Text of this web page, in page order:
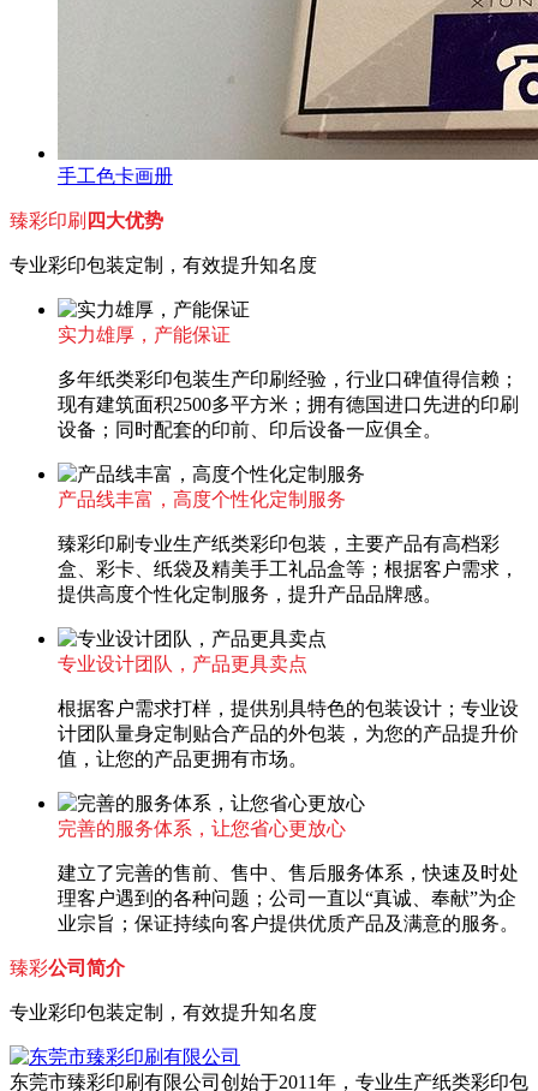
手工色卡画册
臻彩印刷 四大优势
专业彩印包装定制，有效提升知名度
实力雄厚，产能保证
多年纸类彩印包装生产印刷经验，行业口碑值得信赖；
现有建筑面积2500多平方米；拥有德国进口先进的印刷
设备；同时配套的印前、印后设备一应俱全。
产品线丰富，高度个性化定制服务
臻彩印刷专业生产纸类彩印包装，主要产品有高档彩
盒、彩卡、纸袋及精美手工礼品盒等；根据客户需求，
提供高度个性化定制服务，提升产品品牌感。
专业设计团队，产品更具卖点
根据客户需求打样，提供别具特色的包装设计；专业设
计团队量身定制贴合产品的外包装，为您的产品提升价
值，让您的产品更拥有市场。
完善的服务体系，让您省心更放心
建立了完善的售前、售中、售后服务体系，快速及时处
理客户遇到的各种问题；公司一直以“真诚、奉献”为企
业宗旨；保证持续向客户提供优质产品及满意的服务。
臻彩公司简介
专业彩印包装定制，有效提升知名度
东莞市臻彩印刷有限公司创始于2011年，专业生产纸类彩印包